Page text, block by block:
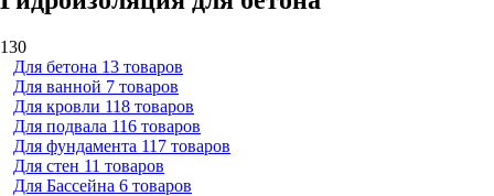
130
Для бетона 13 товаров
Для ванной 7 товаров
Для кровли 118 товаров
Для подвала 116 товаров
Для фундамента 117 товаров
Для стен 11 товаров
Для Бассейна 6 товаров